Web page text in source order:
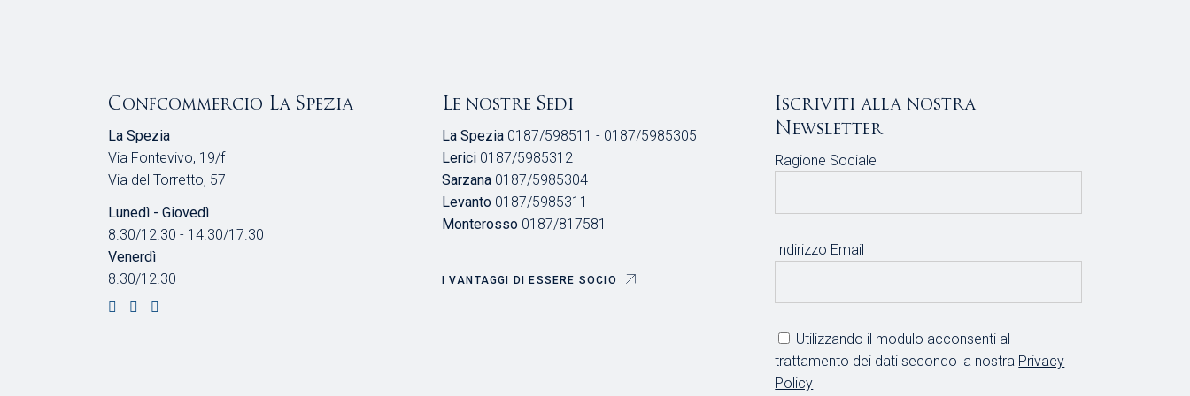
Confcommercio La Spezia
La Spezia
Via Fontevivo, 19/f
Via del Torretto, 57
Lunedì - Giovedì
8.30/12.30 - 14.30/17.30
Venerdì
8.30/12.30
Le nostre Sedi
La Spezia0187/598511 - 0187/5985305
Lerici0187/5985312
Sarzana0187/5985304
Levanto0187/5985311
Monterosso0187/817581
I VANTAGGI DI ESSERE SOCIO
Iscriviti alla nostra
Newsletter
Ragione Sociale
Indirizzo Email
Utilizzando il modulo acconsenti al
trattamento dei dati secondo la nostra Privacy
Policy